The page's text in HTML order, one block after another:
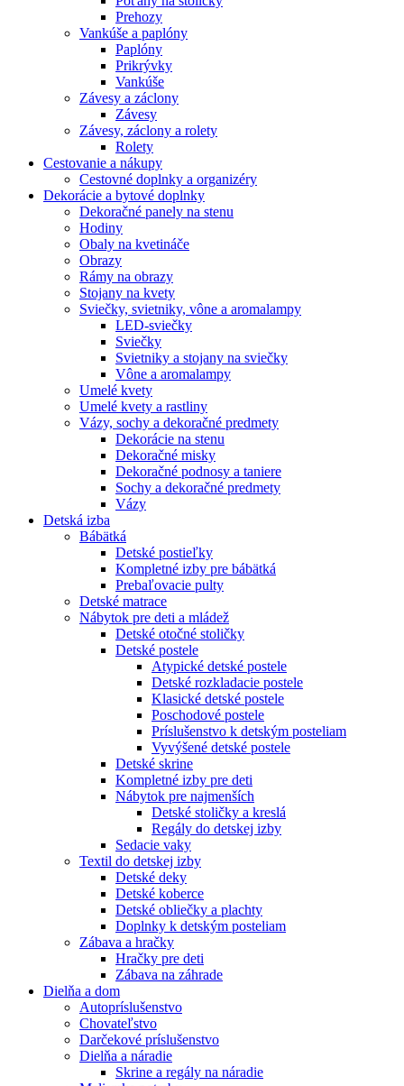
Prehozy
Vankúše a paplóny
Paplóny
Prikrývky
Vankúše
Závesy a záclony
Závesy
Závesy, záclony a rolety
Rolety
Cestovanie a nákupy
Cestovné doplnky a organizéry
Dekorácie a bytové doplnky
Dekoračné panely na stenu
Hodiny
Obaly na kvetináče
Obrazy
Rámy na obrazy
Stojany na kvety
Sviečky, svietniky, vône a aromalampy
LED-sviečky
Sviečky
Svietniky a stojany na sviečky
Vône a aromalampy
Umelé kvety
Umelé kvety a rastliny
Vázy, sochy a dekoračné predmety
Dekorácie na stenu
Dekoračné misky
Dekoračné podnosy a taniere
Sochy a dekoračné predmety
Vázy
Detská izba
Bábätká
Detské postieľky
Kompletné izby pre bábätká
Prebaľovacie pulty
Detské matrace
Nábytok pre deti a mládež
Detské otočné stoličky
Detské postele
Atypické detské postele
Detské rozkladacie postele
Klasické detské postele
Poschodové postele
Príslušenstvo k detským posteliam
Vyvýšené detské postele
Detské skrine
Kompletné izby pre deti
Nábytok pre najmenších
Detské stoličky a kreslá
Regály do detskej izby
Sedacie vaky
Textil do detskej izby
Detské deky
Detské koberce
Detské obliečky a plachty
Doplnky k detským posteliam
Zábava a hračky
Hračky pre deti
Zábava na záhrade
Dielňa a dom
Autopríslušenstvo
Chovateľstvo
Darčekové príslušenstvo
Dielňa a náradie
Skrine a regály na náradie